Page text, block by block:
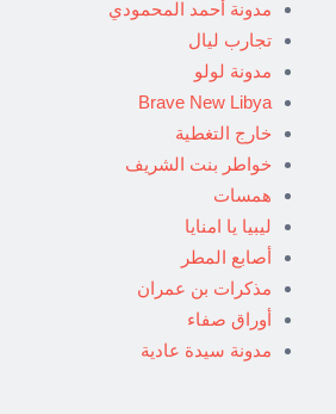
مدونة أحمد المحمودي
تجارب ليال
مدونة لولو
Brave New Libya
خارج التغطية
خواطر بنت الشريف
همسات
ليبيا يا امنايا
أصابع المطر
مذكرات بن عمران
أوراق صفاء
مدونة سيدة عادية